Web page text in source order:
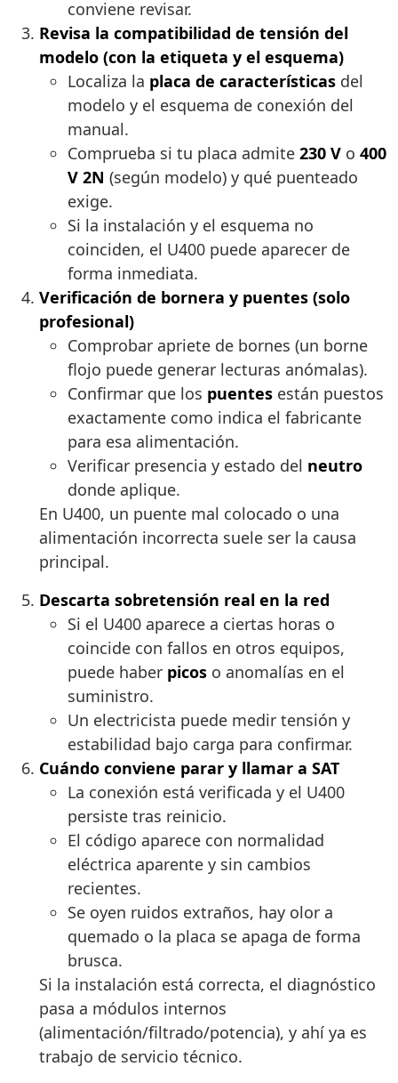
conviene revisar.
Revisa la compatibilidad de tensión del
modelo (con la etiqueta y el esquema)
Localiza la placa de características del
modelo y el esquema de conexión del
manual.
Comprueba si tu placa admite 230 V o 400
V 2N (según modelo) y qué puenteado
exige.
Si la instalación y el esquema no
coinciden, el U400 puede aparecer de
forma inmediata.
Verificación de bornera y puentes (solo
profesional)
Comprobar apriete de bornes (un borne
flojo puede generar lecturas anómalas).
Confirmar que los puentes están puestos
exactamente como indica el fabricante
para esa alimentación.
Verificar presencia y estado del neutro
donde aplique.
En U400, un puente mal colocado o una
alimentación incorrecta suele ser la causa
principal.
Descarta sobretensión real en la red
Si el U400 aparece a ciertas horas o
coincide con fallos en otros equipos,
puede haber picos o anomalías en el
suministro.
Un electricista puede medir tensión y
estabilidad bajo carga para confirmar.
Cuándo conviene parar y llamar a SAT
La conexión está verificada y el U400
persiste tras reinicio.
El código aparece con normalidad
eléctrica aparente y sin cambios
recientes.
Se oyen ruidos extraños, hay olor a
quemado o la placa se apaga de forma
brusca.
Si la instalación está correcta, el diagnóstico
pasa a módulos internos
(alimentación/filtrado/potencia), y ahí ya es
trabajo de servicio técnico.